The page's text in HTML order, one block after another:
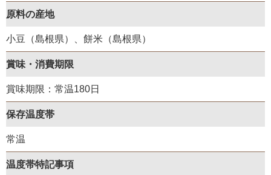
原料の産地
小豆（島根県）、餅米（島根県）
賞味・消費期限
賞味期限：常温180日
保存温度帯
常温
温度帯特記事項